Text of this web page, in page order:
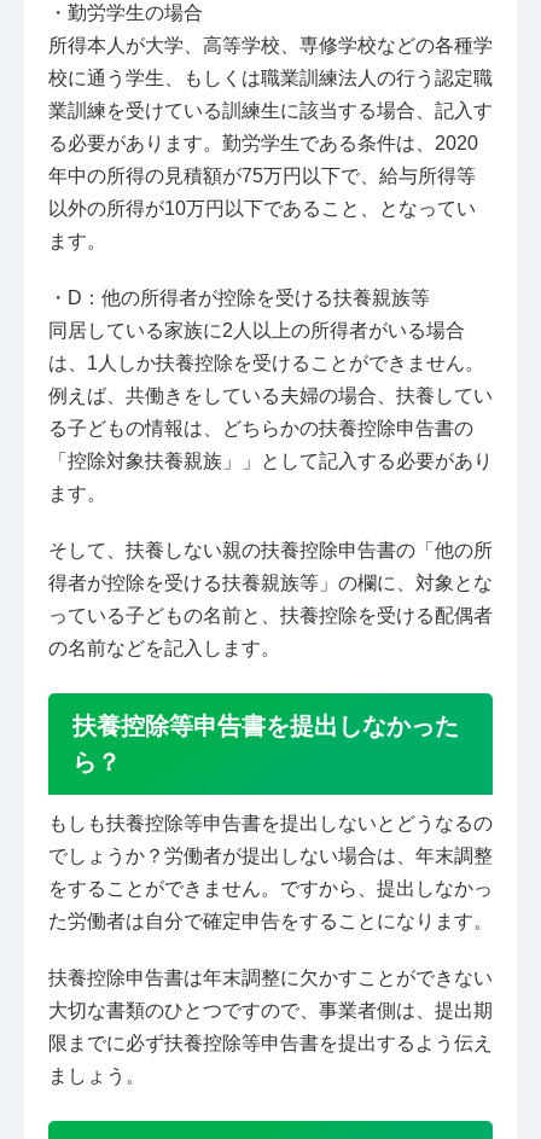
・勤労学生の場合
所得本人が大学、高等学校、専修学校などの各種学
校に通う学生、もしくは職業訓練法人の行う認定職
業訓練を受けている訓練生に該当する場合、記入す
る必要があります。勤労学生である条件は、2020
年中の所得の見積額が75万円以下で、給与所得等
以外の所得が10万円以下であること、となってい
ます。
・D：他の所得者が控除を受ける扶養親族等
同居している家族に2人以上の所得者がいる場合
は、1人しか扶養控除を受けることができません。
例えば、共働きをしている夫婦の場合、扶養してい
る子どもの情報は、どちらかの扶養控除申告書の
「控除対象扶養親族」」として記入する必要があり
ます。
そして、扶養しない親の扶養控除申告書の「他の所
得者が控除を受ける扶養親族等」の欄に、対象とな
っている子どもの名前と、扶養控除を受ける配偶者
の名前などを記入します。
扶養控除等申告書を提出しなかった
ら？
もしも扶養控除等申告書を提出しないとどうなるの
でしょうか？労働者が提出しない場合は、年末調整
をすることができません。ですから、提出しなかっ
た労働者は自分で確定申告をすることになります。
扶養控除申告書は年末調整に欠かすことができない
大切な書類のひとつですので、事業者側は、提出期
限までに必ず扶養控除等申告書を提出するよう伝え
ましょう。